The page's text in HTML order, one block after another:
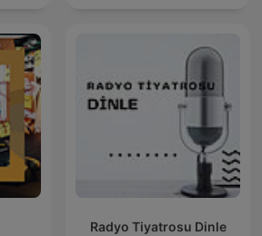
Radyo Tiyatrosu Dinle